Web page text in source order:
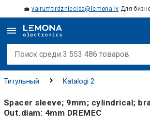
💼vairumtirdznieciba@lemona.lv Для
Титульный Katalogi 2
Spacer sleeve; 9mm; cylindrical;
Out.diam: 4mm DREMEC